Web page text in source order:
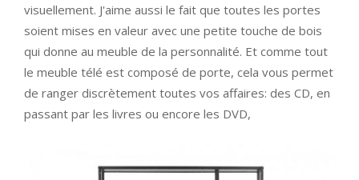
visuellement. J'aime aussi le fait que toutes les portes
soient mises en valeur avec une petite touche de bois
qui donne au meuble de la personnalité. Et comme tout
le meuble télé est composé de porte, cela vous permet
de ranger discrètement toutes vos affaires: des CD, en
passant par les livres ou encore les DVD,